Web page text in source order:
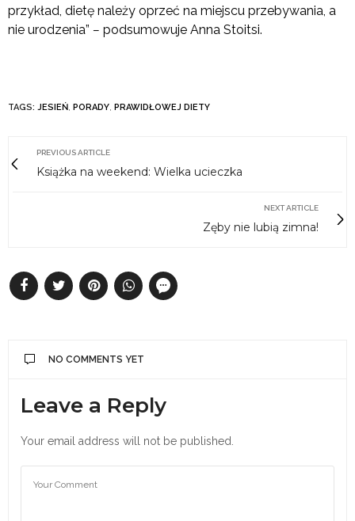
przykład, dietę należy oprzeć na miejscu przebywania, a
nie urodzenia” – podsumowuje Anna Stoitsi.
TAGS: JESIEŃ PORADY PRAWIDŁOWEJ DIETY
PREVIOUS ARTICLE
Książka na weekend: Wielka ucieczka
NEXT ARTICLE
Zęby nie lubią zimna!
NO COMMENTS YET
Leave a Reply
Your email address will not be published.